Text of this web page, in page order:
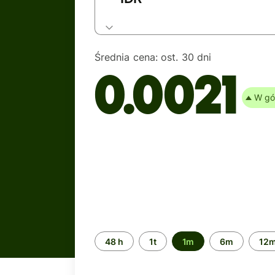
Średnia cena: ost. 30 dni
0.0021 W
Przedział
czasu
48 h 1t 1m 6m